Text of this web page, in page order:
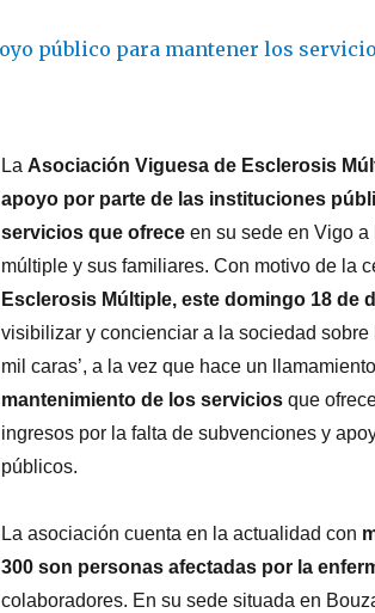
La Asociación Viguesa de Esclerosis
apoyo por parte de las instituciones
servicios que ofreceen su sede en Vigo a
múltiple y sus familiares. Con motivo de la
Esclerosis Múltiple, este domingo 18 de
visibilizar y concienciar a la sociedad
mil caras’, a la vez que hace un llamamiento
mantenimiento de los serviciosque
ingresos por la falta de subvenciones y
públicos.
La asociación cuenta en la actualidad con
300 son personas afectadas por la
colaboradores. En su sede situada en